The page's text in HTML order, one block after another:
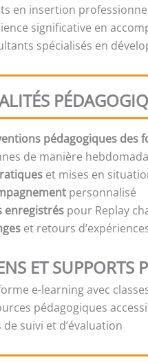
en insertion
significative en
spécialisés en
pédagogiques des
de manière
et mises en
personnalisé
enregistrés pour Replay
et retours
ET SUPPORTS
e-learning avec
pédagogiques
de suivi et d’évaluation